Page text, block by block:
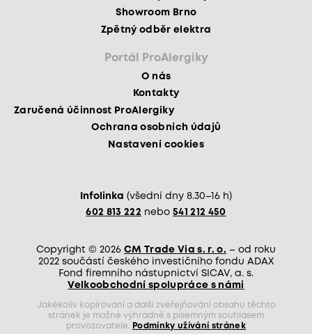
Showroom Brno
Zpětný odběr elektra
Portál ProAlergiky
O nás
Kontakty
Zaručená účinnost ProAlergiky
Ochrana osobních údajů
Nastavení cookies
Infolinka (všední dny 8.30–16 h)
602 813 222 nebo 541 212 450
Copyright © 2026 CM Trade Via s. r. o. – od roku
2022 součástí českého investičního fondu ADAX
Fond firemního nástupnictví SICAV, a. s.
Velkoobchodní spolupráce s námi
Jakékoliv kopírování a další zveřejňování obsahu těchto
stránek je možné výhradně s písemným souhlasem
provozovatele.
Podmínky užívání stránek